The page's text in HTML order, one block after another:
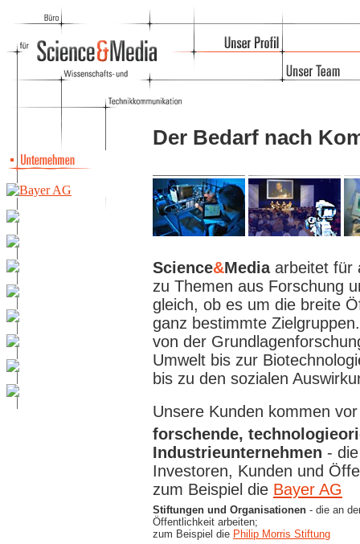
Der Bedarf nach
Science&Mediaarbeitet für
zu Themen aus Forschung
gleich, ob es um die breite
ganz bestimmte
von der
Umwelt bis zur
bis zu den sozialen
Unsere Kunden kommen
forschende,
Industrieunternehmen -
Investoren, Kunden und
zum Beispiel die Bayer AG
Stiftungen und Organisationen - die an
Öffentlichkeit arbeiten;
zum Beispiel die Philip Morris Stiftung